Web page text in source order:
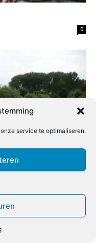
service te optimaliseren.
0
Roer